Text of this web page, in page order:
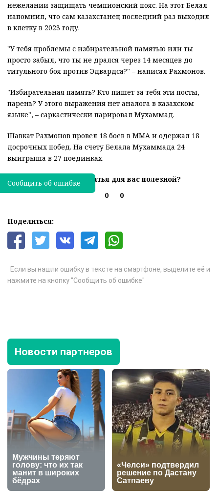
нежелании защищать чемпионский пояс. На этот Белал
напомнил, что сам казахстанец последний раз выходил
в клетку в 2023 году.
"У тебя проблемы с избирательной памятью или ты
просто забыл, что ты не дрался через 14 месяцев до
титульного боя против Эдвардса?" – написал Рахмонов.
"Избирательная память? Кто пишет за тебя эти посты,
парень? У этого выражения нет аналога в казахском
языке", – саркастически парировал Мухаммад.
Шавкат Рахмонов провел 18 боев в ММА и одержал 18
досрочных побед. На счету Белала Мухаммада 24
выигрыша в 27 поединках.
Была ли эта статья для вас полезной?
0
0
Поделиться:
Если вы нашли ошибку в тексте на смартфоне, выделите её и
нажмите на кнопку "Сообщить об ошибке"
Сообщить об ошибке
Новости партнеров